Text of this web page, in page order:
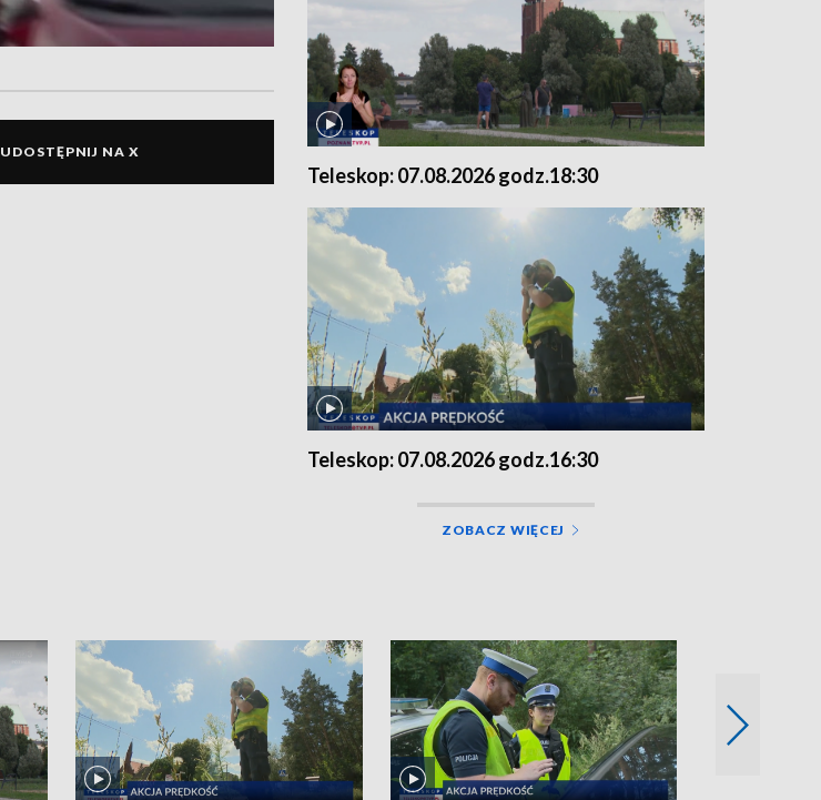
UDOSTĘPNIJ NA X
Teleskop: 07.08.2026 godz.18:30
Teleskop: 07.08.2026 godz.16:30
ZOBACZ WIĘCEJ